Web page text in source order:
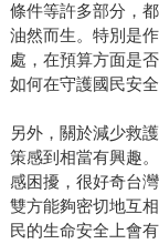
條件等許多部分，
油然而生。特別是
處，在預算方面是
如何在守護國民安
另外，關於減少救
策感到相當有興趣
感困擾，很好奇台
雙方能夠密切地互
民的生命安全上會